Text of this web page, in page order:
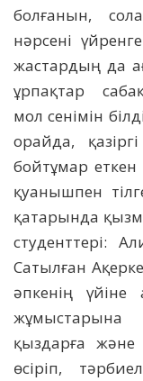
болғанын,
нәрсені
жастардың да
ұрпақтар
мол сенімін
орайда,
бойтұмар
қуанышпен
қатарында
студенттері:
Сатылған
әпкенің
жұмыстарына
қыздарға және
өсіріп,